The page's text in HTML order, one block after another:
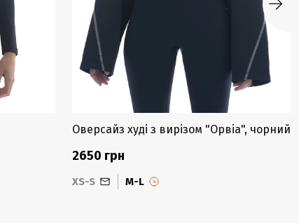
Оверсайз худі з вирізом "Орвіа", чорний
2650 грн
XS-S M-L